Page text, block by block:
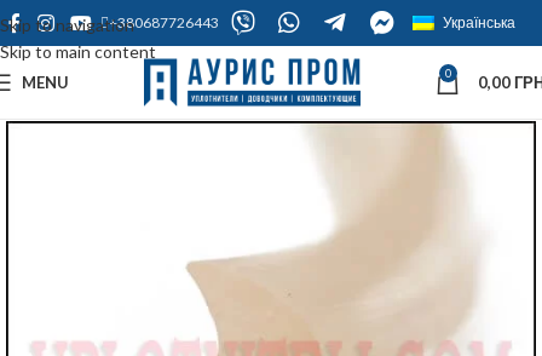
Skip to navigation
Skip to main content
+380687726443 Українська
MENU 0 0,00